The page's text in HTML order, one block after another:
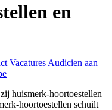
en
Vacatures Audicien aan
huismerk-hoortoestellen
hoortoestellen schuilt